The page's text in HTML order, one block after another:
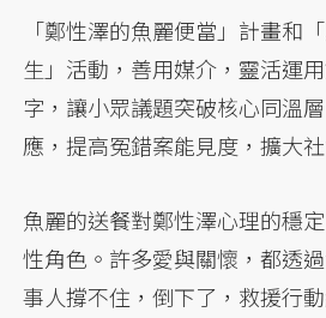
「鄭性澤的魚麗便當」計畫和
生」活動，善用媒介，靈活運
字，讓小眾議題突破核心同溫
應，提高冤錯案能見度，擴大
魚麗的送餐對鄭性澤心理的穩
性角色。許多愛與關懷，都透
事人撐不住，倒下了，救援行